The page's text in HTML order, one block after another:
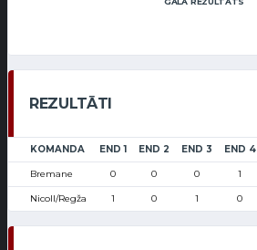
REZULTĀTI
KOMANDA END 1 END 2 END 3 END 4
Bremane 0 0 0 1
Nicoll/Regža 1 0 1 0